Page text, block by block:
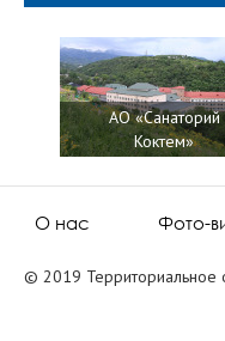
АО «Санаторий
Коктем»
О нас Фото-
© 2019 Территориальное